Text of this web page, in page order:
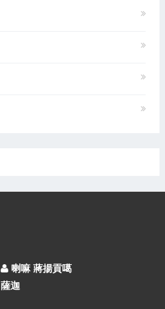
喇嘛 蔣揚貢噶
薩迦